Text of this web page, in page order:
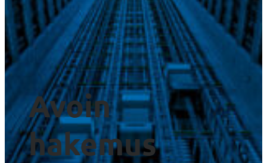
Avoin
hakemus